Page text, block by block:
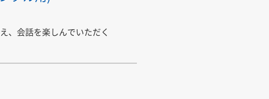
、会話を楽しんでいただく